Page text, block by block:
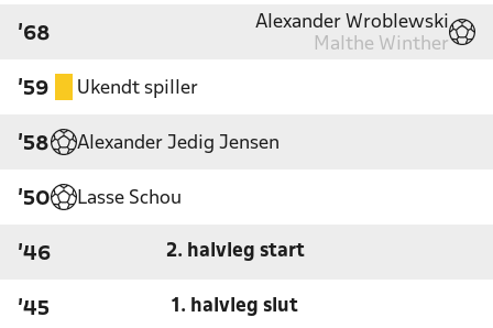
'68
Alexander Wroblewski
Malthe Winther
'59 Ukendt spiller
'58 Alexander Jedig Jensen
'50 Lasse Schou
'46 2. halvleg start
'45 1. halvleg slut